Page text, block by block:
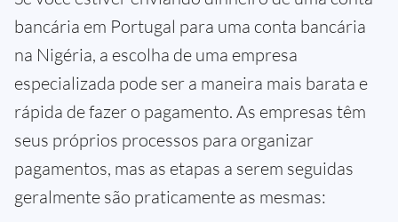
bancária em Portugal para uma conta bancária
na Nigéria, a escolha de uma empresa
especializada pode ser a maneira mais barata e
rápida de fazer o pagamento. As empresas têm
seus próprios processos para organizar
pagamentos, mas as etapas a serem seguidas
geralmente são praticamente as mesmas: